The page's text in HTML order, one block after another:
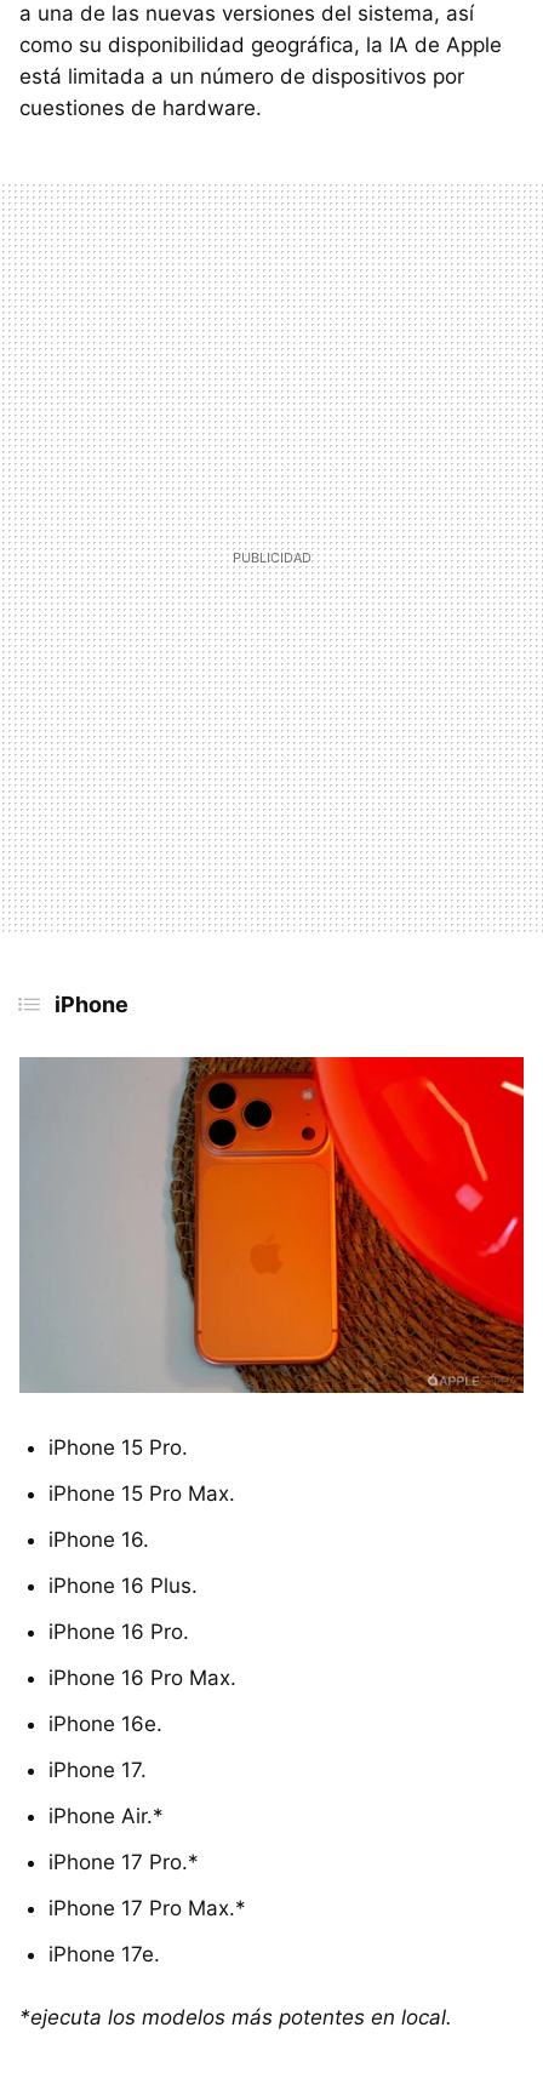
a una de las nuevas versiones del sistema, así
como su disponibilidad geográfica, la IA de Apple
está limitada a un número de dispositivos por
cuestiones de hardware.
iPhone
iPhone 15 Pro.
iPhone 15 Pro Max.
iPhone 16.
iPhone 16 Plus.
iPhone 16 Pro.
iPhone 16 Pro Max.
iPhone 16e.
iPhone 17.
iPhone Air.*
iPhone 17 Pro.*
iPhone 17 Pro Max.*
iPhone 17e.
*ejecuta los modelos más potentes en local.